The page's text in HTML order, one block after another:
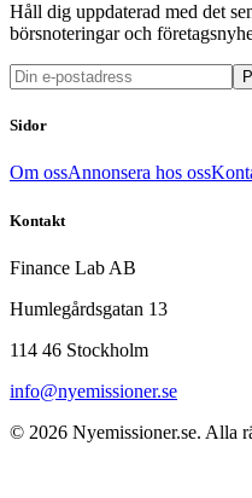
Håll dig uppdaterad med det
börsnoteringar och
Sidor
Om ossAnnonsera hos oss
Kontakt
Finance Lab AB
Humlegårdsgatan 13
114 46 Stockholm
info@nyemissioner.se
© 2026 Nyemissioner.se. Alla